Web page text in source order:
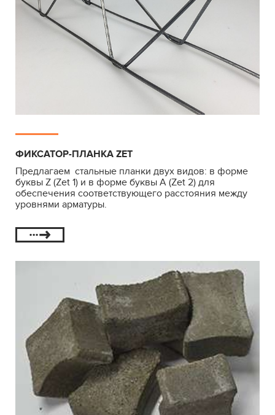
ФИКСАТОР-ПЛАНКА ZET
Предлагаем стальные планки двух видов: в форме
буквы Z (Zet 1) и в форме буквы А (Zet 2) для
обеспечения соответствующего расстояния между
уровнями арматуры.